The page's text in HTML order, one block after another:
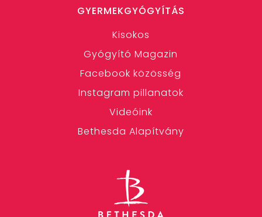
GYERMEKGYÓGYÍTÁS
Kisokos
Gyógyító Magazin
Facebook közösség
Instagram pillanatok
Videóink
Bethesda Alapítvány